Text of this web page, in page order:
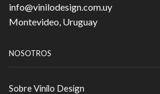
info@vinilodesign.com.uy
Montevideo, Uruguay
NOSOTROS
Sobre Vinilo Design